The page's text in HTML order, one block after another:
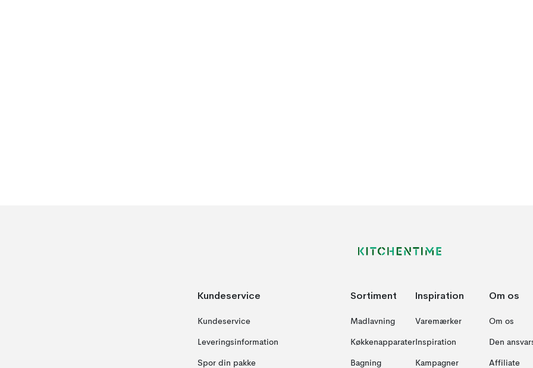
Kundeservice
Kundeservice
Leveringsinformation
Spor din pakke
Sortiment
Madlavning
Køkkenapparater
Bagning
Inspiration
Varemærker
Inspiration
Kampagner
Om os
Om os
Den
Affiliate